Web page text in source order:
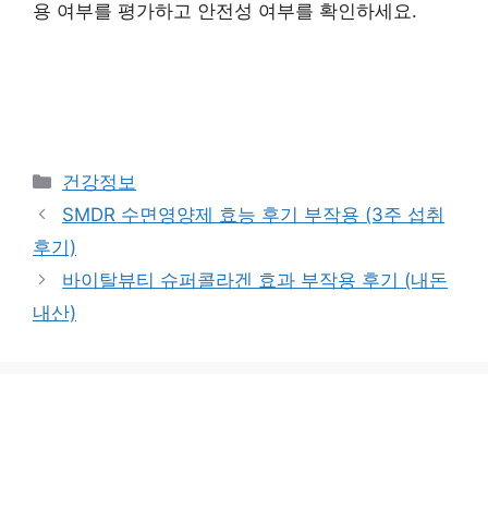
용 여부를 평가하고 안전성 여부를 확인하세요.
카
테
리
건강정보
SMDR 수면영양제 효능 후기 부작용 (3주 섭취
후기)
바이탈뷰티 슈퍼콜라겐 효과 부작용 후기 (내돈
내산)